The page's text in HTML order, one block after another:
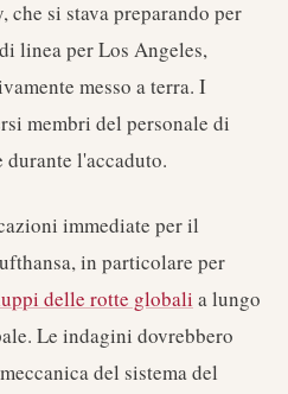
si stava preparando per
linea per Los Angeles,
messo a terra. I
membri del personale di
l'accaduto.
immediate per il
in particolare per
delle rotte globali a lungo
Le indagini dovrebbero
del sistema del